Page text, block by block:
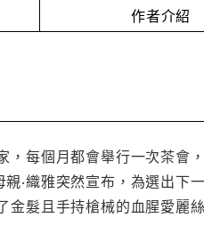
作者介紹
，每個月都會舉行一次茶
‧織雅突然宣布，為選出
金髮且手持槍械的血腥愛麗